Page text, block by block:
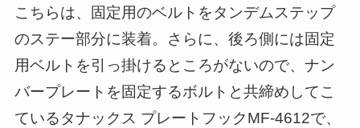
こちらは、固定用のベルトをタンデムステップ
のステー部分に装着。さらに、後ろ側には固定
用ベルトを引っ掛けるところがないので、ナン
バープレートを固定するボルトと共締めしてこ
ているタナックス プレートフックMF-4612で、